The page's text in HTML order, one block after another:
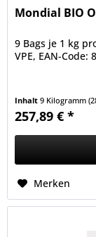
Mondial BIO
9 Bags je 1 kg
VPE, EAN-Code:
Inhalt9 Kilogramm
257,89 € *
Merken